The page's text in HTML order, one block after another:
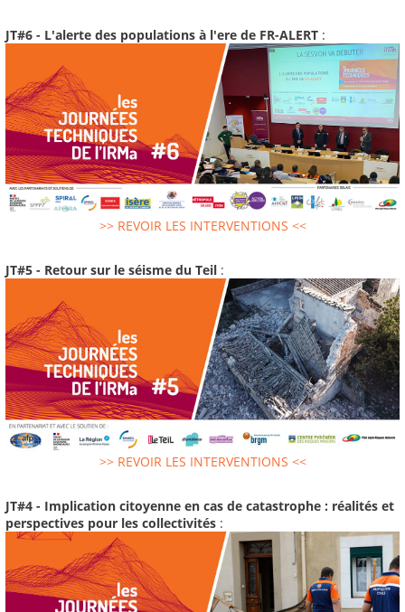
JT#6 - L'alerte des populations à l'ere de FR-ALERT :
>> REVOIR LES INTERVENTIONS <<
JT#5 - Retour sur le séisme du Teil :
>> REVOIR LES INTERVENTIONS <<
JT#4 - Implication citoyenne en cas de catastrophe : réalités et
perspectives pour les collectivités :